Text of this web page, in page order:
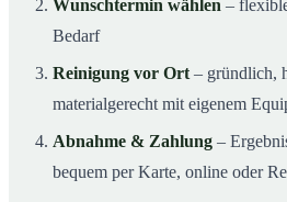
Wunschtermin wählen –
Bedarf
Reinigung vor Ort – gründlich,
materialgerecht mit eigenem
Abnahme & Zahlung –
bequem per Karte, online oder